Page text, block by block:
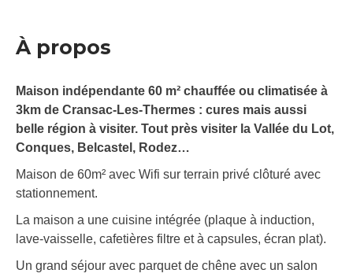
À propos
Maison indépendante 60 m² chauffée ou climatisée à
3km de Cransac-Les-Thermes : cures mais aussi
belle région à visiter. Tout près visiter la Vallée du Lot,
Conques, Belcastel, Rodez…
Maison de 60m² avec Wifi sur terrain privé clôturé avec
stationnement.
La maison a une cuisine intégrée (plaque à induction,
lave-vaisselle, cafetières filtre et à capsules, écran plat).
Un grand séjour avec parquet de chêne avec un salon